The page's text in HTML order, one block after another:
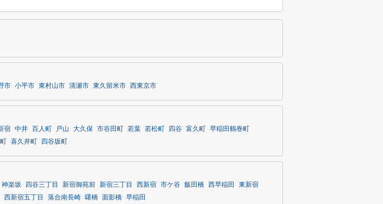
市 小平市 東村山市 清瀬市 東久留米市 西東京市
宿 中井 百人町 戸山 大久保 市谷田町 若葉 若松町 四谷 富久町
早稲田鶴巻町
喜久井町 四谷坂町
神楽坂 四谷三丁目 新宿御苑前 新宿三丁目 西新宿 市ケ谷 飯田橋 西早稲田
東新宿
西新宿五丁目 落合南長崎 曙橋 面影橋 早稲田